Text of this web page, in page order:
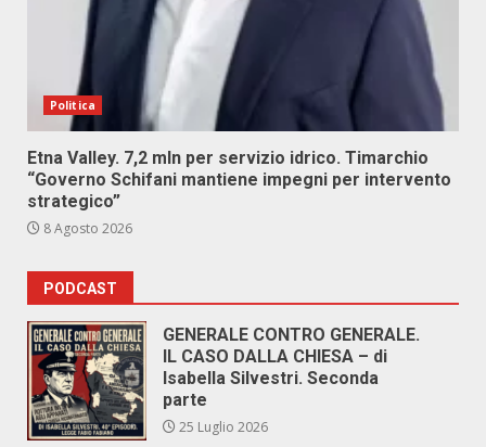
Politica
Etna Valley. 7,2 mln per servizio idrico. Timarchio
“Governo Schifani mantiene impegni per intervento
strategico”
8 Agosto 2026
PODCAST
GENERALE CONTRO GENERALE.
IL CASO DALLA CHIESA – di
Isabella Silvestri. Seconda
parte
25 Luglio 2026